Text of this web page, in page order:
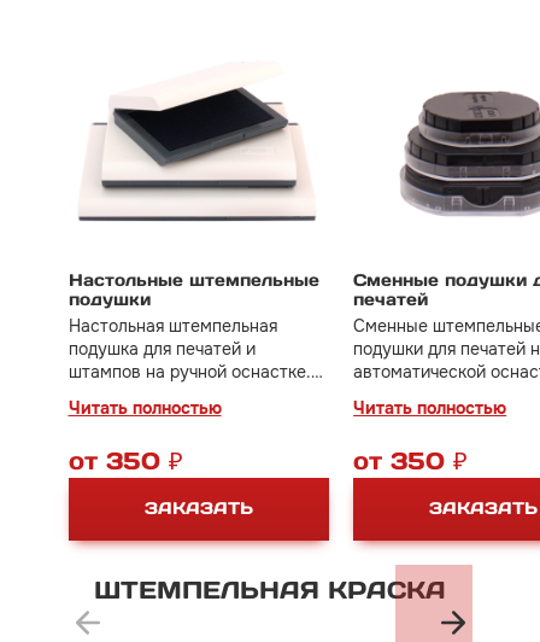
ШТЕМПЕЛЬНАЯ КРАСКА
Настольные штемпельные
подушки
Читать полностью
Настольная штемпельная
подушка для печатей и
штампов на ручной оснастке.
мм до 210*148 мм.
от 350 ₽
ЗАКАЗАТЬ
Сменные подушки
печатей
Читать полностью
Сменные
подушки для печатей
автоматической
подушку необходимо
Цена зависит от
от 350 ₽
ЗАКАЗАТЬ